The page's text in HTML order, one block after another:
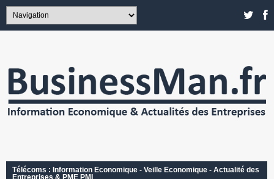
Télécoms : Information Economique - Veille Economique - Actualité des